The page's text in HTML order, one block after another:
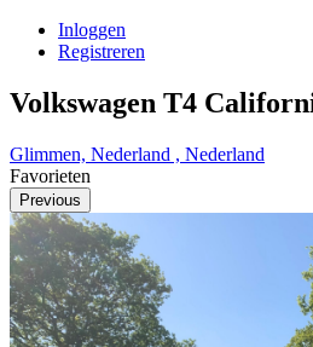
Inloggen
Registreren
Volkswagen T4
Glimmen, Nederland , Nederland
Favorieten
Previous